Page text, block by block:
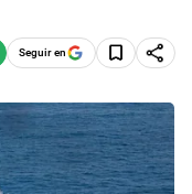
Seguir en